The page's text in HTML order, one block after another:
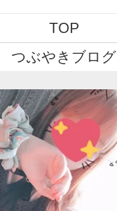
TOP
つぶやきブログ